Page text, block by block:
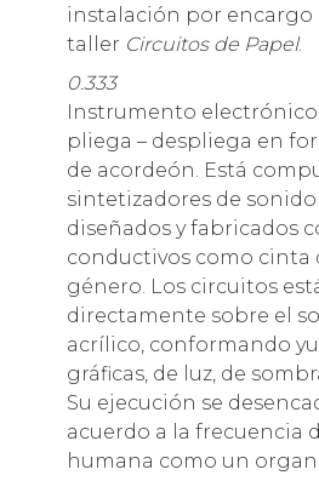
instalación por encargo
taller Circuitos de Papel.
0.333
Instrumento electrónico
pliega – despliega en
de acordeón. Está
sintetizadores de
diseñados y fabricados
conductivos como cinta
género. Los circuitos
directamente sobre el
acrílico, conformando
gráficas, de luz, de
Su ejecución se
acuerdo a la frecuencia
humana como un